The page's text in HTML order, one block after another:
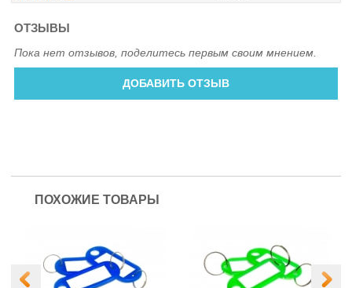
ОТЗЫВЫ
Пока нет отзывов, поделитесь первым своим мнением.
ДОБАВИТЬ ОТЗЫВ
ПОХОЖИЕ ТОВАРЫ